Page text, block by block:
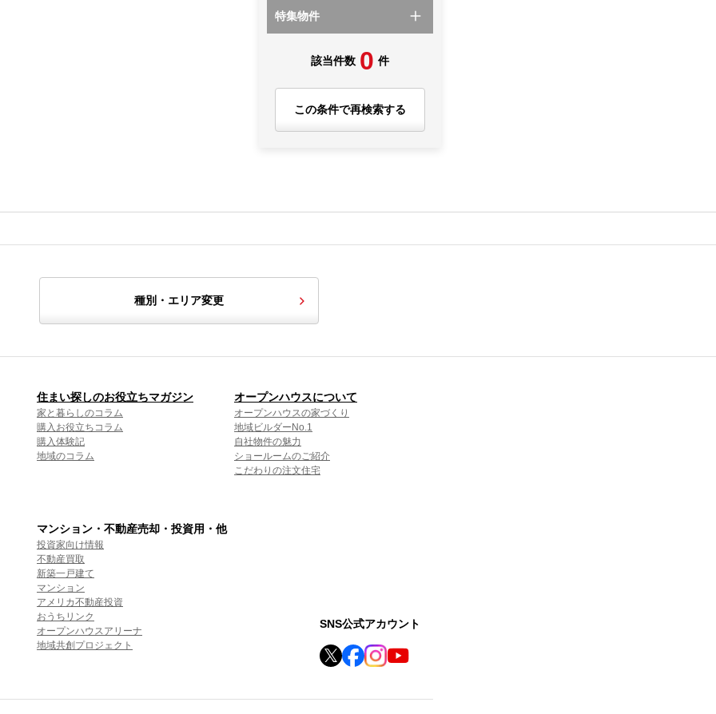
特集物件
該当件数 0 件
この条件で再検索する
種別・エリア変更
住まい探しのお役立ちマガジン
家と暮らしのコラム
購入お役立ちコラム
購入体験記
地域のコラム
オープンハウスについて
オープンハウスの家づくり
地域ビルダーNo.1
自社物件の魅力
ショールームのご紹介
こだわりの注文住宅
マンション・不動産売却・投資用・他
投資家向け情報
不動産買取
新築一戸建て
マンション
アメリカ不動産投資
おうちリンク
オープンハウスアリーナ
地域共創プロジェクト
SNS公式アカウント